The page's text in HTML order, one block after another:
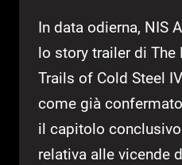
In data odierna, NIS
lo story trailer di The
Trails of Cold Steel
come già
il capitolo
relativa alle vicende